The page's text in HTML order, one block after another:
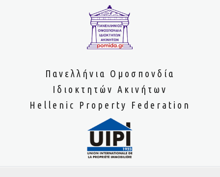
Πανελλήνια Ομοσπονδία
Ιδιοκτητών Ακινήτων
Hellenic Property Federation